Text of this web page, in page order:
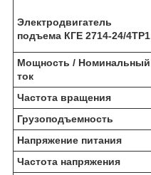
Электродвигатель
подъема КГЕ 2714-24/4ТР1
Мощность / Номинальный
ток
Частота вращения
Грузоподъемность
Напряжение питания
Частота напряжения